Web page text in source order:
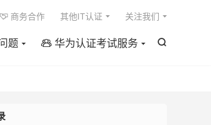

题  华为认证考试服务
 商务合作 其他IT认证 关注我们